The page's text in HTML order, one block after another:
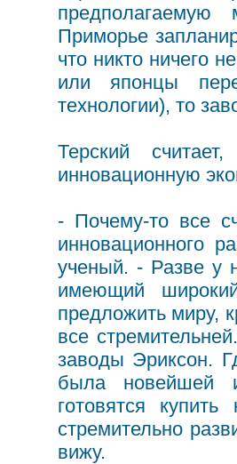
предполагаемую
Приморье
что никто ничего
или японцы
технологии), то
Терский
инновационную
- Почему-то все
инновационного
ученый. - Разве у
имеющий
предложить миру,
все
заводы Эриксон.
была новейшей
готовятся
стремительно
вижу.